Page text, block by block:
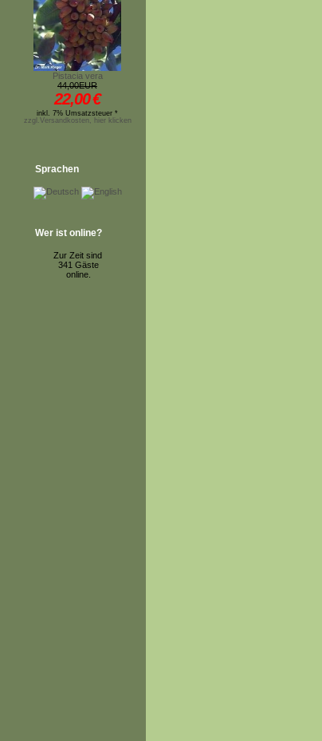
Pistacia vera
44,00EUR
22,00€
inkl. 7% Umsatzsteuer *
zzgl.Versandkosten, hier klicken
Sprachen
Wer ist online?
Zur Zeit sind
341 Gäste
online.